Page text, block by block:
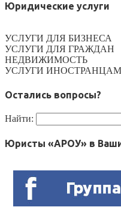
Юридические услуги
УСЛУГИ ДЛЯ БИЗНЕСА
УСЛУГИ ДЛЯ ГРАЖДАН
НЕДВИЖИМОСТЬ
УСЛУГИ ИНОСТРАНЦАМ
Остались вопросы?
Найти:
Юристы «АРОУ» в